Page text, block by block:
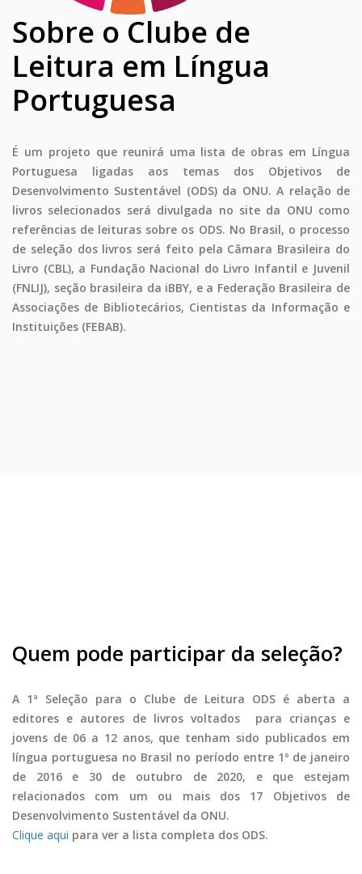
Sobre o Clube de
Leitura em Língua
Portuguesa
É um projeto que reunirá uma lista de obras em Língua
Portuguesa ligadas aos temas dos Objetivos de
Desenvolvimento Sustentável (ODS) da ONU. A relação de
livros selecionados será divulgada no site da ONU como
referências de leituras sobre os ODS. No Brasil, o processo
de seleção dos livros será feito pela Câmara Brasileira do
Livro (CBL), a Fundação Nacional do Livro Infantil e Juvenil
(FNLIJ), seção brasileira da iBBY, e a Federação Brasileira de
Associações de Bibliotecários, Cientistas da Informação e
Instituições (FEBAB).
Quem pode participar da seleção?
A 1ª Seleção para o Clube de Leitura ODS é aberta a
editores e autores de livros voltados para crianças e
jovens de 06 a 12 anos, que tenham sido publicados em
língua portuguesa no Brasil no período entre 1º de janeiro
de 2016 e 30 de outubro de 2020, e que estejam
relacionados com um ou mais dos 17 Objetivos de
Desenvolvimento Sustentável da ONU.
Clique aqui para ver a lista completa dos ODS.